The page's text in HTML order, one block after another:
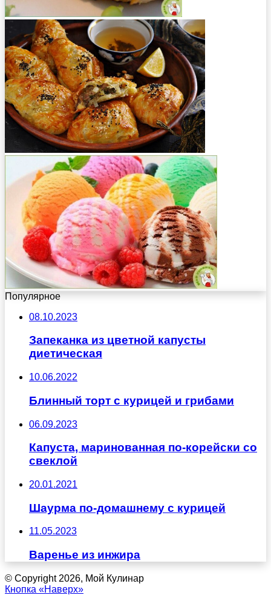
Популярное
08.10.2023
Запеканка из цветной капусты
диетическая
10.06.2022
Блинный торт с курицей и грибами
06.09.2023
Капуста, маринованная по-корейски со
свеклой
20.01.2021
Шаурма по-домашнему с курицей
11.05.2023
Варенье из инжира
© Copyright 2026, Мой Кулинар
Кнопка «Наверх»